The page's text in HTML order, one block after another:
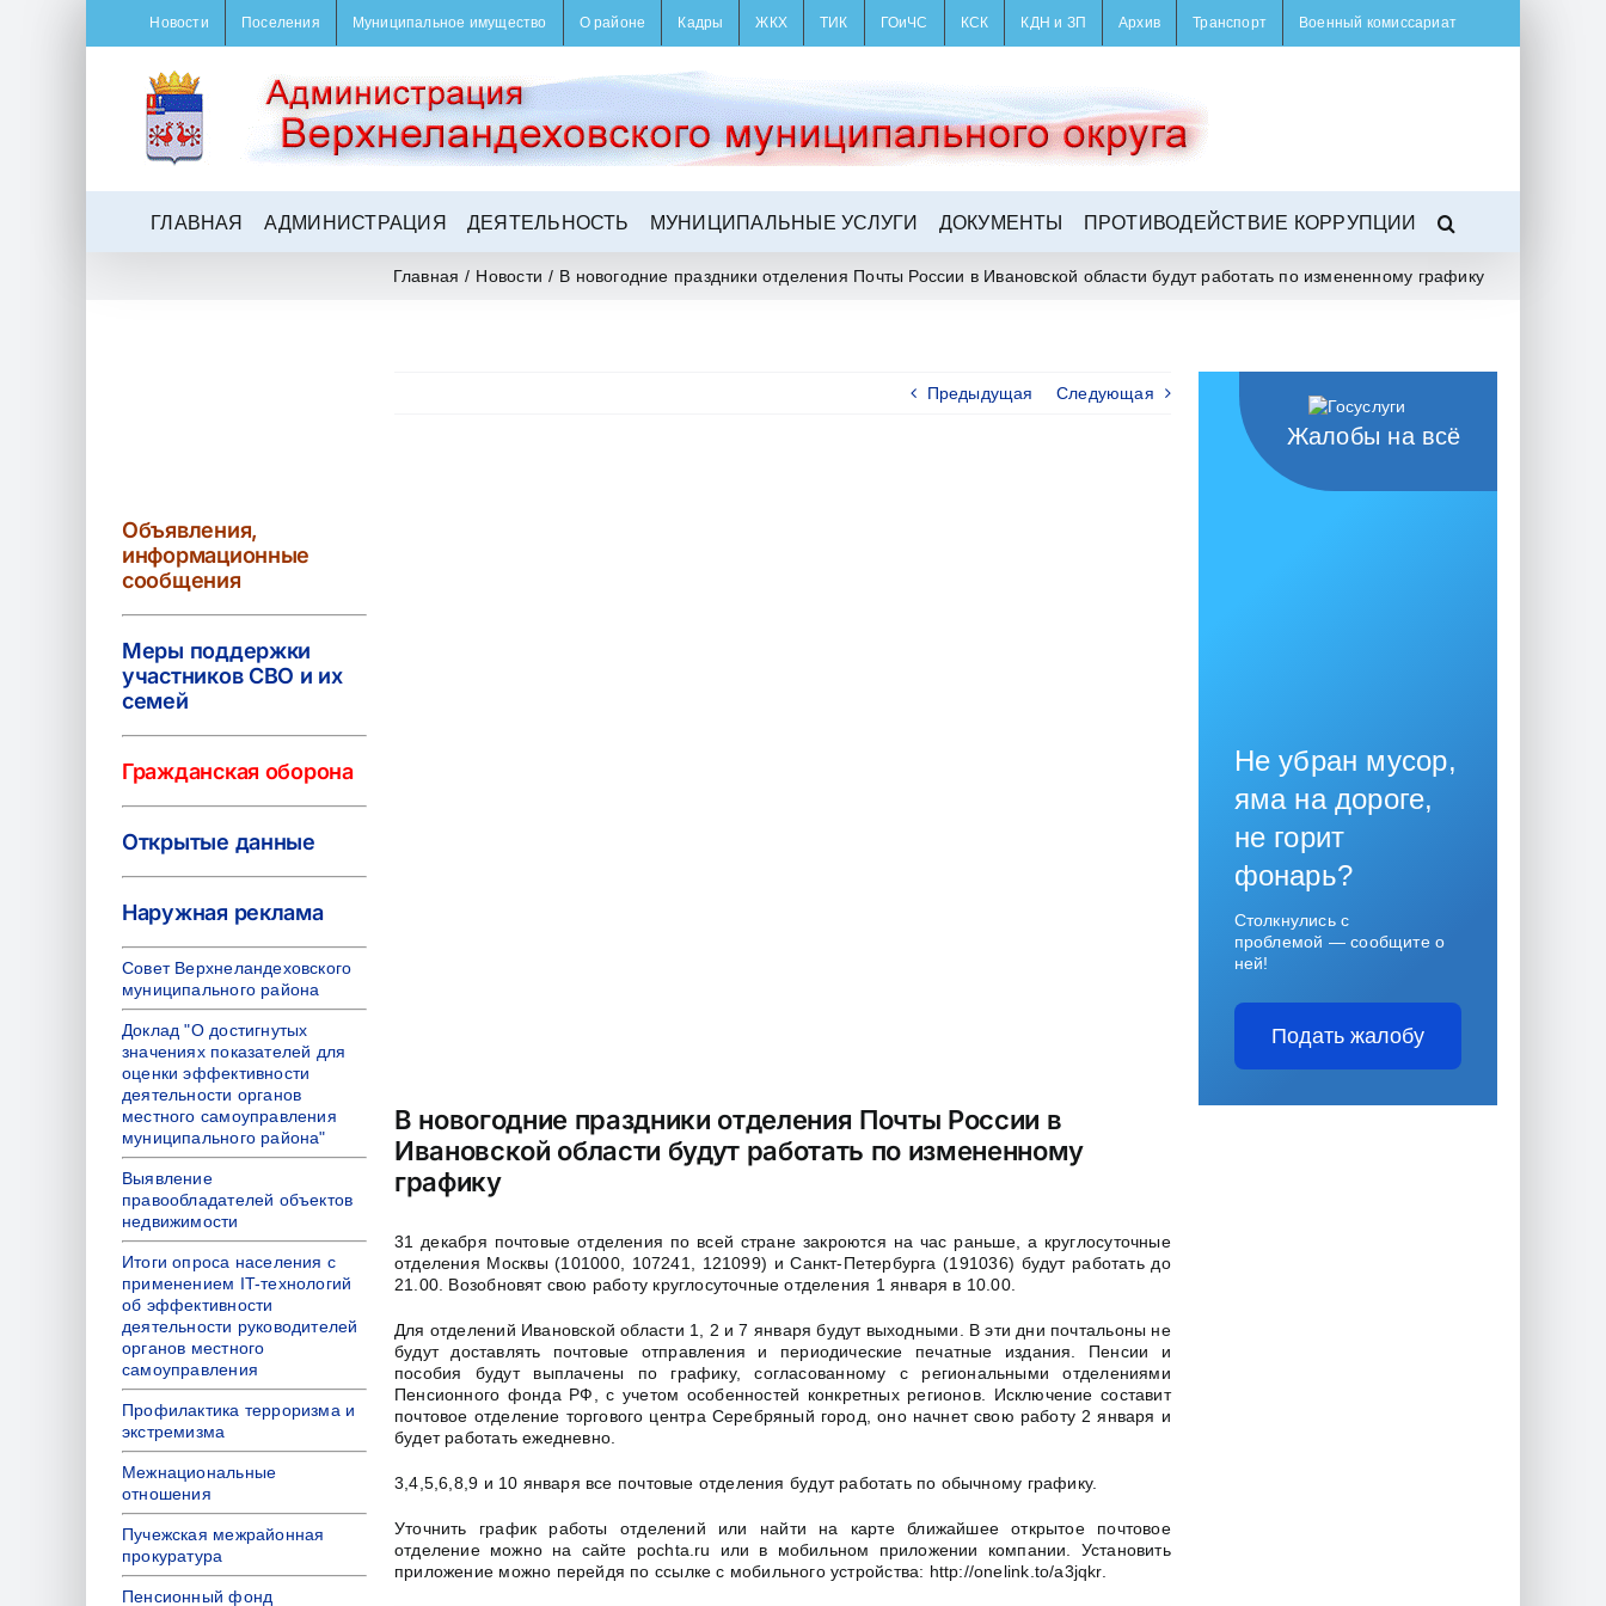
Новости Поселения Муниципальное имущество О районе Кадры ЖКХ ТИК ГОиЧС КСК КДН и ЗП Архив Транспорт Военный комиссариат
ГЛАВНАЯ АДМИНИСТРАЦИЯ ДЕЯТЕЛЬНОСТЬ МУНИЦИПАЛЬНЫЕ УСЛУГИ ДОКУМЕНТЫ ПРОТИВОДЕЙСТВИЕ КОРРУПЦИИ
Главная / Новости / В новогодние праздники отделения Почты России в Ивановской области будут работать по измененному графику
Предыдущая Следующая
В новогодние праздники отделения Почты России в
Ивановской области будут работать по измененному
графику
31 декабря почтовые отделения по всей стране закроются на час раньше, а круглосуточные
отделения Москвы (101000, 107241, 121099) и Санкт-Петербурга (191036) будут работать до
21.00. Возобновят свою работу круглосуточные отделения 1 января в 10.00.
Для отделений Ивановской области 1, 2 и 7 января будут выходными. В эти дни почтальоны не
будут доставлять почтовые отправления и периодические печатные издания. Пенсии и
пособия будут выплачены по графику, согласованному с региональными отделениями
Пенсионного фонда РФ, с учетом особенностей конкретных регионов. Исключение составит
почтовое отделение торгового центра Серебряный город, оно начнет свою работу 2 января и
будет работать ежедневно.
3,4,5,6,8,9 и 10 января все почтовые отделения будут работать по обычному графику.
Уточнить график работы отделений или найти на карте ближайшее открытое почтовое
отделение можно на сайте pochta.ru или в мобильном приложении компании. Установить
приложение можно перейдя по ссылке с мобильного устройства: http://onelink.to/a3jqkr.
Объявления,
информационные
сообщения
Меры поддержки
участников СВО и их
семей
Гражданская оборона
Открытые данные
Наружная реклама
Совет Верхнеландеховского
муниципального района
Доклад "О достигнутых
значениях показателей для
оценки эффективности
деятельности органов
местного самоуправления
муниципального района"
Выявление
правообладателей объектов
недвижимости
Итоги опроса населения с
применением IT-технологий
об эффективности
деятельности руководителей
органов местного
самоуправления
Профилактика терроризма и
экстремизма
Межнациональные
отношения
Пучежская межрайонная
прокуратура
Пенсионный фонд
Жалобы на всё
Не убран мусор,
яма на дороге,
не горит
фонарь?
Столкнулись с
проблемой — сообщите о
ней!
Подать жалобу